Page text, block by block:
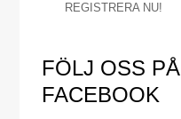
REGISTRERA NU!
FÖLJ OSS PÅ
FACEBOOK